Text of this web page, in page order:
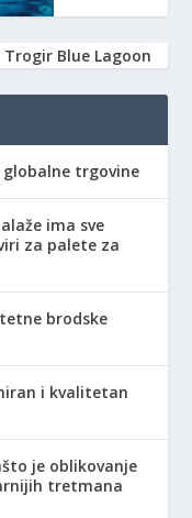
Trogir Blue Lagoon
globalne trgovine
ima sve
za palete za
brodske
i kvalitetan
je oblikovanje
tretmana